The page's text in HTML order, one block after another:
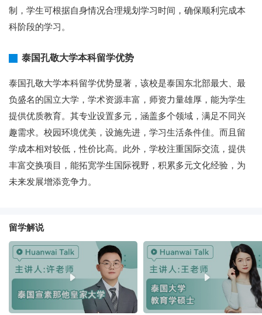
制，学生可根据自身情况合理规划学习时间，确保顺利完成本
科阶段的学习。
泰国孔敬大学本科留学优势
泰国孔敬大学本科留学优势显著，该校是泰国东北部最大、最
负盛名的国立大学，学术资源丰富，师资力量雄厚，能为学生
提供优质教育。其专业设置多元，涵盖多个领域，满足不同兴
趣需求。校园环境优美，设施先进，学习生活条件佳。而且留
学成本相对较低，性价比高。此外，学校注重国际交流，提供
丰富交换项目，能拓宽学生国际视野，积累多元文化经验，为
未来发展增添竞争力。
留学解说